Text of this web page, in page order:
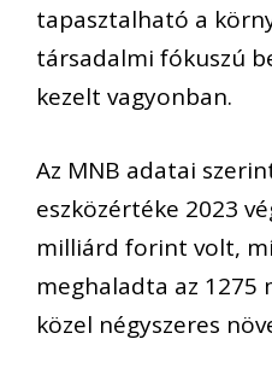
tapasztalható a
társadalmi fókuszú
kezelt vagyonban.
Az MNB adatai
eszközértéke 2023
milliárd forint volt,
meghaladta az
közel négyszeres